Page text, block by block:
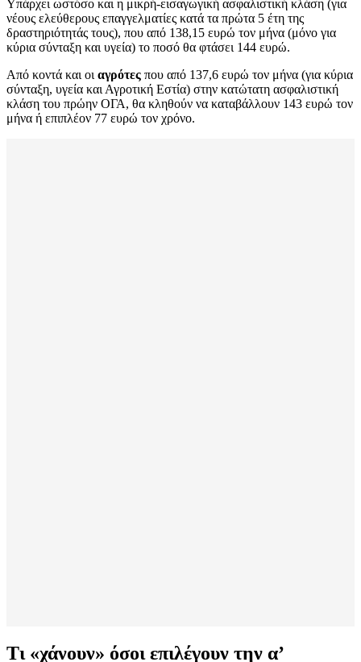
Υπάρχει ωστόσο και η μικρή-εισαγωγική ασφαλιστική κλάση (για
νέους ελεύθερους επαγγελματίες κατά τα πρώτα 5 έτη της
δραστηριότητάς τους), που από 138,15 ευρώ τον μήνα (μόνο για
κύρια σύνταξη και υγεία) το ποσό θα φτάσει 144 ευρώ.
Από κοντά και οι αγρότες που από 137,6 ευρώ τον μήνα (για κύρια
σύνταξη, υγεία και Αγροτική Εστία) στην κατώτατη ασφαλιστική
κλάση του πρώην ΟΓΑ, θα κληθούν να καταβάλλουν 143 ευρώ τον
μήνα ή επιπλέον 77 ευρώ τον χρόνο.
Τι «χάνουν» όσοι επιλέγουν την α’